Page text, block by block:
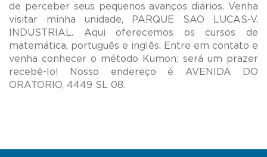
de perceber seus pequenos avanços diários. Venha
visitar minha unidade, PARQUE SAO LUCAS-V.
INDUSTRIAL. Aqui oferecemos os cursos de
matemática, português e inglês. Entre em contato e
venha conhecer o método Kumon; será um prazer
recebê-lo! Nosso endereço é AVENIDA DO